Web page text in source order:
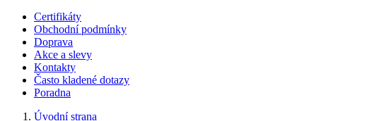
Certifikáty
Obchodní podmínky
Doprava
Akce a slevy
Kontakty
Často kladené dotazy
Poradna
Úvodní strana